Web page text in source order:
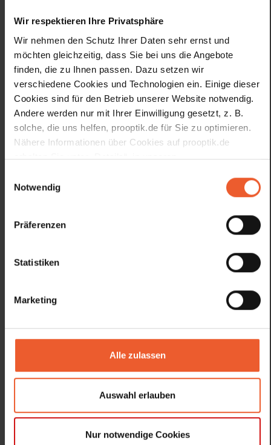
Wir respektieren Ihre Privatsphäre
Wir nehmen den Schutz Ihrer Daten sehr ernst und
möchten gleichzeitig, dass Sie bei uns die Angebote
finden, die zu Ihnen passen. Dazu setzen wir
verschiedene Cookies und Technologien ein. Einige dieser
Cookies sind für den Betrieb unserer Website notwendig.
Andere werden nur mit Ihrer Einwilligung gesetzt, z. B.
solche, die uns helfen, prooptik.de für Sie zu optimieren.
Nähere Informationen über Cookies auf prooptik.de
erhalten Sie unter „Details“, in unseren
Notwendig
Präferenzen
Statistiken
Marketing
Alle zulassen
Auswahl erlauben
Nur notwendige Cookies
Frau A. Sorge Herr S. Wolf
Immer aktuell
teilnehmenden pro optik-Fachgeschäfts in Freudenstadt,
um maximal einmal monatlich per E-Mail Kunden- und
Angebote, Aktionen und Produktneuerungen aus dem
E-Mail Adresse
Vorname
Hiermit akzeptiere ich dieDatenschutzhinweise